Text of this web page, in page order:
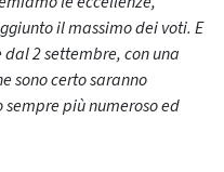
il massimo dei voti. E
2 settembre, con una
sono certo saranno
più numeroso ed